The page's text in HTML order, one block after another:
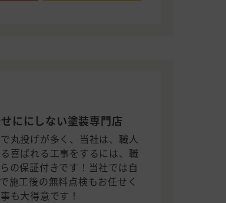
ににしない塗装専門店
丸投げが多く、当社は、職人
喜ばれる工事をするには、職
の保証付きです！当社では自
施工後の無料点検もお任せく
も大得意です！